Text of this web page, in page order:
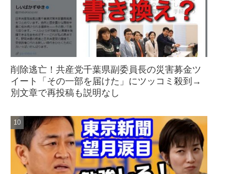
削除逃亡！共産党千葉県副委員長の災害募金ツ
イート「その一部を届けた」にツッコミ殺到→
別文章で再投稿も説明なし